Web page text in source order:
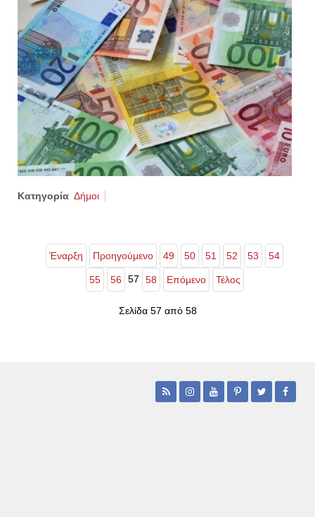
Κατηγορία Δήμοι
Έναρξη Προηγούμενο 49 50 51 52 53 54
55 56 57 58 Επόμενο Τέλος
Σελίδα 57 από 58